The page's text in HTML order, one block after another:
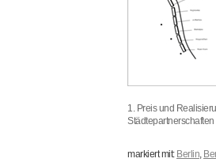
1. Preis und
markiert mit: Berlin,